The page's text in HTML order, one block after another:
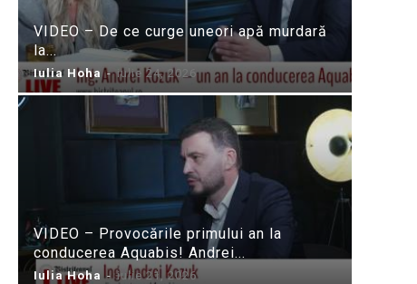
VIDEO – De ce curge uneori apă murdară
la...
Iulia Hoha - iulie 24, 2026
VIDEO – Provocările primului an la
conducerea Aquabis! Andrei...
Iulia Hoha - iulie 21, 2026